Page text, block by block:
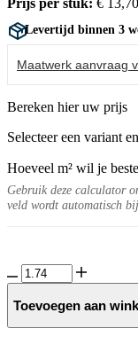
Prijs per stuk: € 13,70
Levertijd binnen 3
Maatwerk aanvraag
Bereken hier uw prijs
Selecteer een variant
Hoeveel m² wil je
Gebruik deze calculator
veld wordt automatisch
Solaan
Hex
10MM
Toevoegen aan